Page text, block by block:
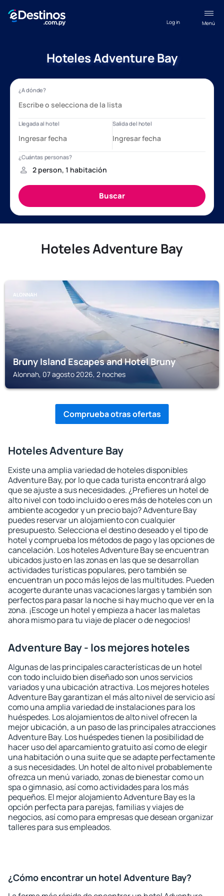
Menú
Log in
Hoteles Adventure Bay
Hoteles Adventure Bay
ALONNAH
Bruny Island Escapes and Hotel Bruny
Alonnah, 07 agosto 2026, 2 noches
Comprueba otras ofertas
Hoteles Adventure Bay
Existe una amplia variedad de hoteles disponibles
Adventure Bay, por lo que cada turista encontrará algo
que se ajuste a sus necesidades. ¿Prefieres un hotel de
alto nivel con todo incluido o eres más de hoteles con un
ambiente acogedor y un precio bajo? Adventure Bay
puedes reservar un alojamiento con cualquier
presupuesto. Selecciona el destino deseado y el tipo de
hotel y comprueba los métodos de pago y las opciones de
cancelación. Los hoteles Adventure Bay se encuentran
ubicados justo en las zonas en las que se desarrollan
actividades turísticas populares, pero también se
encuentran un poco más lejos de las multitudes. Pueden
acogerte durante unas vacaciones largas y también son
perfectos para pasar la noche si hay mucho que ver en la
zona. ¡Escoge un hotel y empieza a hacer las maletas
ahora mismo para tu viaje de placer o de negocios!
Adventure Bay - los mejores hoteles
Algunas de las principales características de un hotel
con todo incluido bien diseñado son unos servicios
variados y una ubicación atractiva. Los mejores hoteles
Adventure Bay garantizan el más alto nivel de servicio así
como una amplia variedad de instalaciones para los
huéspedes. Los alojamientos de alto nivel ofrecen la
mejor ubicación, a un paso de las principales atracciones
Adventure Bay. Los huéspedes tienen la posibilidad de
hacer uso del aparcamiento gratuito así como de elegir
una habitación o una suite que se adapte perfectamente
a sus necesidades. Un hotel de alto nivel probablemente
ofrezca un menú variado, zonas de bienestar como un
spa o gimnasio, así como actividades para los más
pequeños. El mejor alojamiento Adventure Bay es la
opción perfecta para parejas, familias y viajes de
negocios, así como para empresas que desean organizar
talleres para sus empleados.
¿Cómo encontrar un hotel Adventure Bay?